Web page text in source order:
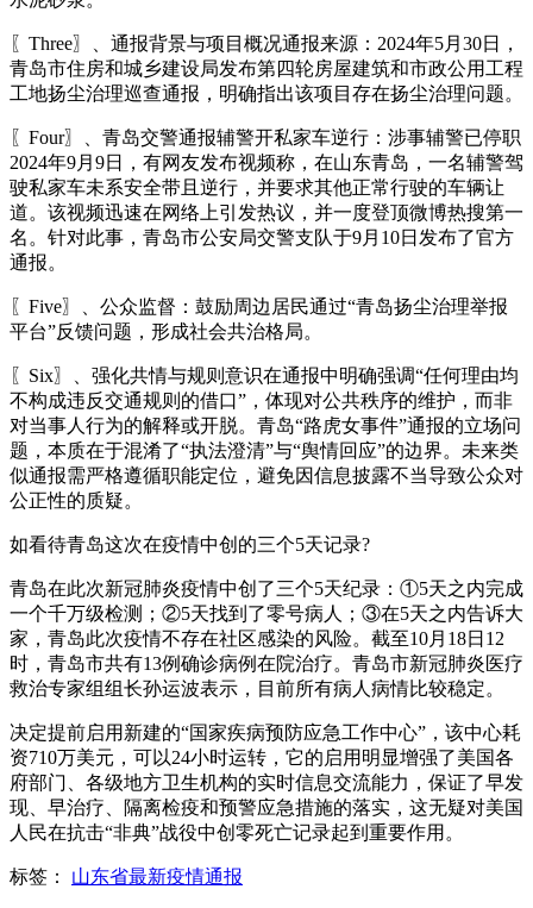
〖Three〗、通报背景与项目概况通报来源：2024年5月30日，
青岛市住房和城乡建设局发布第四轮房屋建筑和市政公用工程
工地扬尘治理巡查通报，明确指出该项目存在扬尘治理问题。
〖Four〗、青岛交警通报辅警开私家车逆行：涉事辅警已停职
2024年9月9日，有网友发布视频称，在山东青岛，一名辅警驾
驶私家车未系安全带且逆行，并要求其他正常行驶的车辆让
道。该视频迅速在网络上引发热议，并一度登顶微博热搜第一
名。针对此事，青岛市公安局交警支队于9月10日发布了官方
通报。
〖Five〗、公众监督：鼓励周边居民通过“青岛扬尘治理举报
平台”反馈问题，形成社会共治格局。
〖Six〗、强化共情与规则意识在通报中明确强调“任何理由均
不构成违反交通规则的借口”，体现对公共秩序的维护，而非
对当事人行为的解释或开脱。青岛“路虎女事件”通报的立场问
题，本质在于混淆了“执法澄清”与“舆情回应”的边界。未来类
似通报需严格遵循职能定位，避免因信息披露不当导致公众对
公正性的质疑。
如看待青岛这次在疫情中创的三个5天记录?
青岛在此次新冠肺炎疫情中创了三个5天纪录：①5天之内完成
一个千万级检测；②5天找到了零号病人；③在5天之内告诉大
家，青岛此次疫情不存在社区感染的风险。截至10月18日12
时，青岛市共有13例确诊病例在院治疗。青岛市新冠肺炎医疗
救治专家组组长孙运波表示，目前所有病人病情比较稳定。
决定提前启用新建的“国家疾病预防应急工作中心”，该中心耗
资710万美元，可以24小时运转，它的启用明显增强了美国各
府部门、各级地方卫生机构的实时信息交流能力，保证了早发
现、早治疗、隔离检疫和预警应急措施的落实，这无疑对美国
人民在抗击“非典”战役中创零死亡记录起到重要作用。
标签： 山东省最新疫情通报